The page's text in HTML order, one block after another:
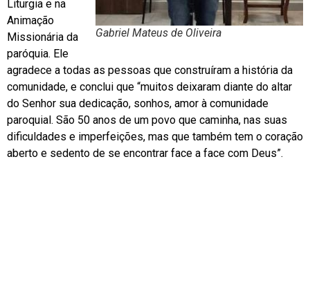
Gabriel Mateus de Oliveira
Liturgia e na
Animação
Missionária da
paróquia. Ele
agradece a todas as pessoas que construíram a história da
comunidade, e conclui que “muitos deixaram diante do altar
do Senhor sua dedicação, sonhos, amor à comunidade
paroquial. São 50 anos de um povo que caminha, nas suas
dificuldades e imperfeições, mas que também tem o coração
aberto e sedento de se encontrar face a face com Deus”.